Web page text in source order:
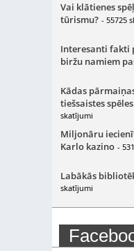
Vai klātienes
tūrismu? - 55725
Interesanti fakti
biržu namiem
Kādas
tiešsaistes
skatījumi
Miljonāru
Karlo kazino -
Labākās
skatījumi